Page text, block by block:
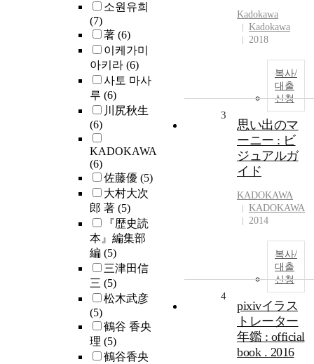
소원유희
(7)
著 (6)
이케가미
아키라 (6)
사토 마사
루 (6)
川尻秋生
(6)
KADOKAWA
(6)
佐藤優 (5)
大村大次
郎 著 (5)
『歴史読
本』編集部
編 (5)
三津田信
三 (5)
松木武彦
(5)
鶴谷 香央
理 (5)
鶴谷香央
Kadokawa
Kadokawa
2018
복사/
대출
신청
3
思い出のマ
ーニー : ビ
ジュアルガ
イド
KADOKAWA
KADOKAWA
2014
복사/
대출
신청
4
pixivイラス
トレーター
年鑑 : official
book . 2016